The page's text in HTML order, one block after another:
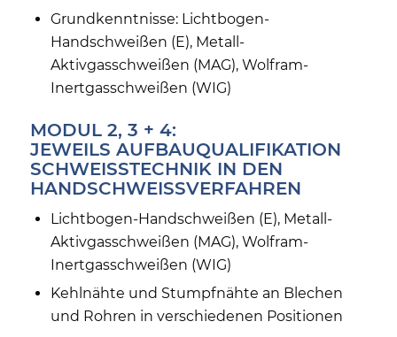
Grundkenntnisse: Lichtbogen-
Handschweißen (E), Metall-
Aktivgasschweißen (MAG), Wolfram-
Inertgasschweißen (WIG)
MODUL 2, 3 + 4:
JEWEILS AUFBAUQUALIFIKATION
SCHWEISSTECHNIK IN DEN H
ANDSCHWEISSVERFAHREN
Lichtbogen-Handschweißen (E), Metall-
Aktivgasschweißen (MAG), Wolfram-
Inertgasschweißen (WIG)
Kehlnähte und Stumpfnähte an Blechen
und Rohren in verschiedenen Positionen